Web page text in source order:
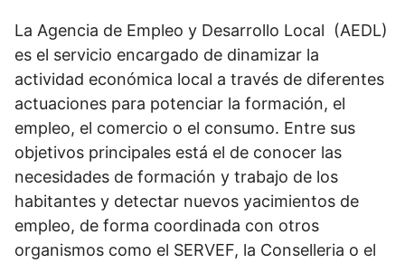
La Agencia de Empleo y Desarrollo Local (AEDL)
es el servicio encargado de dinamizar la
actividad económica local a través de diferentes
actuaciones para potenciar la formación, el
empleo, el comercio o el consumo. Entre sus
objetivos principales está el de conocer las
necesidades de formación y trabajo de los
habitantes y detectar nuevos yacimientos de
empleo, de forma coordinada con otros
organismos como el SERVEF, la Conselleria o el